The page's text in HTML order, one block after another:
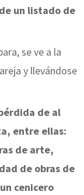
un listado de
se ve a la
y llevándose
de al
entre ellas:
de arte,
de obras de
cenicero